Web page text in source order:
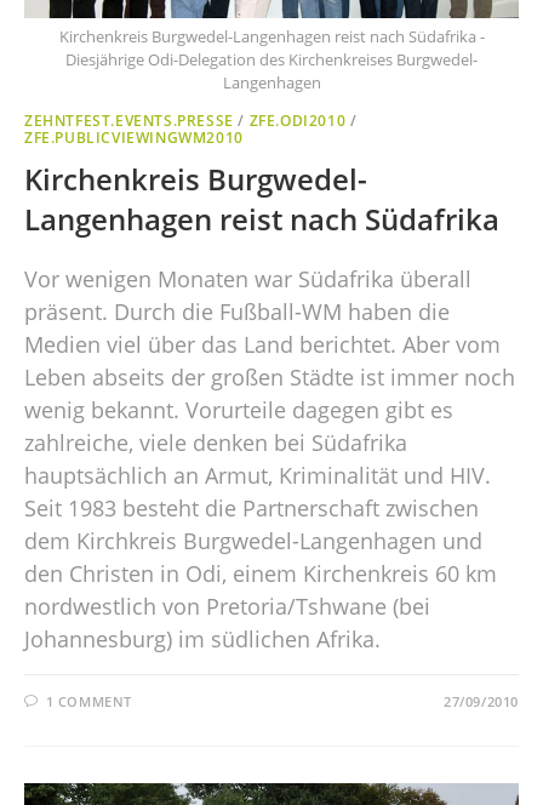
Kirchenkreis Burgwedel-Langenhagen reist nach Südafrika -
Diesjährige Odi-Delegation des Kirchenkreises Burgwedel-
Langenhagen
ZEHNTFEST.EVENTS.PRESSE / ZFE.ODI2010 /
ZFE.PUBLICVIEWINGWM2010
Kirchenkreis Burgwedel-
Langenhagen reist nach Südafrika
Vor wenigen Monaten war Südafrika überall
präsent. Durch die Fußball-WM haben die
Medien viel über das Land berichtet. Aber vom
Leben abseits der großen Städte ist immer noch
wenig bekannt. Vorurteile dagegen gibt es
zahlreiche, viele denken bei Südafrika
hauptsächlich an Armut, Kriminalität und HIV.
Seit 1983 besteht die Partnerschaft zwischen
dem Kirchkreis Burgwedel-Langenhagen und
den Christen in Odi, einem Kirchenkreis 60 km
nordwestlich von Pretoria/Tshwane (bei
Johannesburg) im südlichen Afrika.
1 COMMENT 27/09/2010